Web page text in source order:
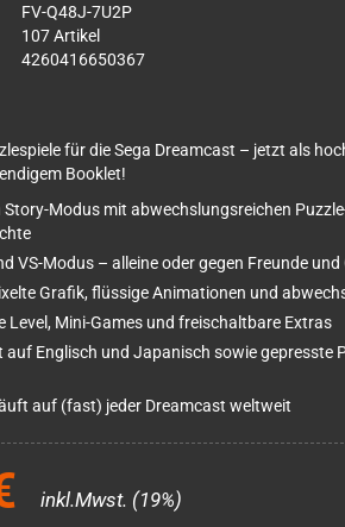
FV-Q48J-7U2P
107 Artikel
4260416650367
für die Sega Dreamcast – jetzt als
Booklet!
Story-Modus mit abwechslungsreichen
VS-Modus – alleine oder gegen Freunde
Grafik, flüssige Animationen und
Level, Mini-Games und freischaltbare Extras
auf Englisch und Japanisch sowie gepresste
auf (fast) jeder Dreamcast weltweit
inkl.Mwst. (19%)